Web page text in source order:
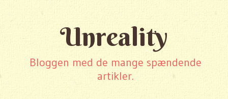
Unreality
Bloggen med de mange spændende
artikler.